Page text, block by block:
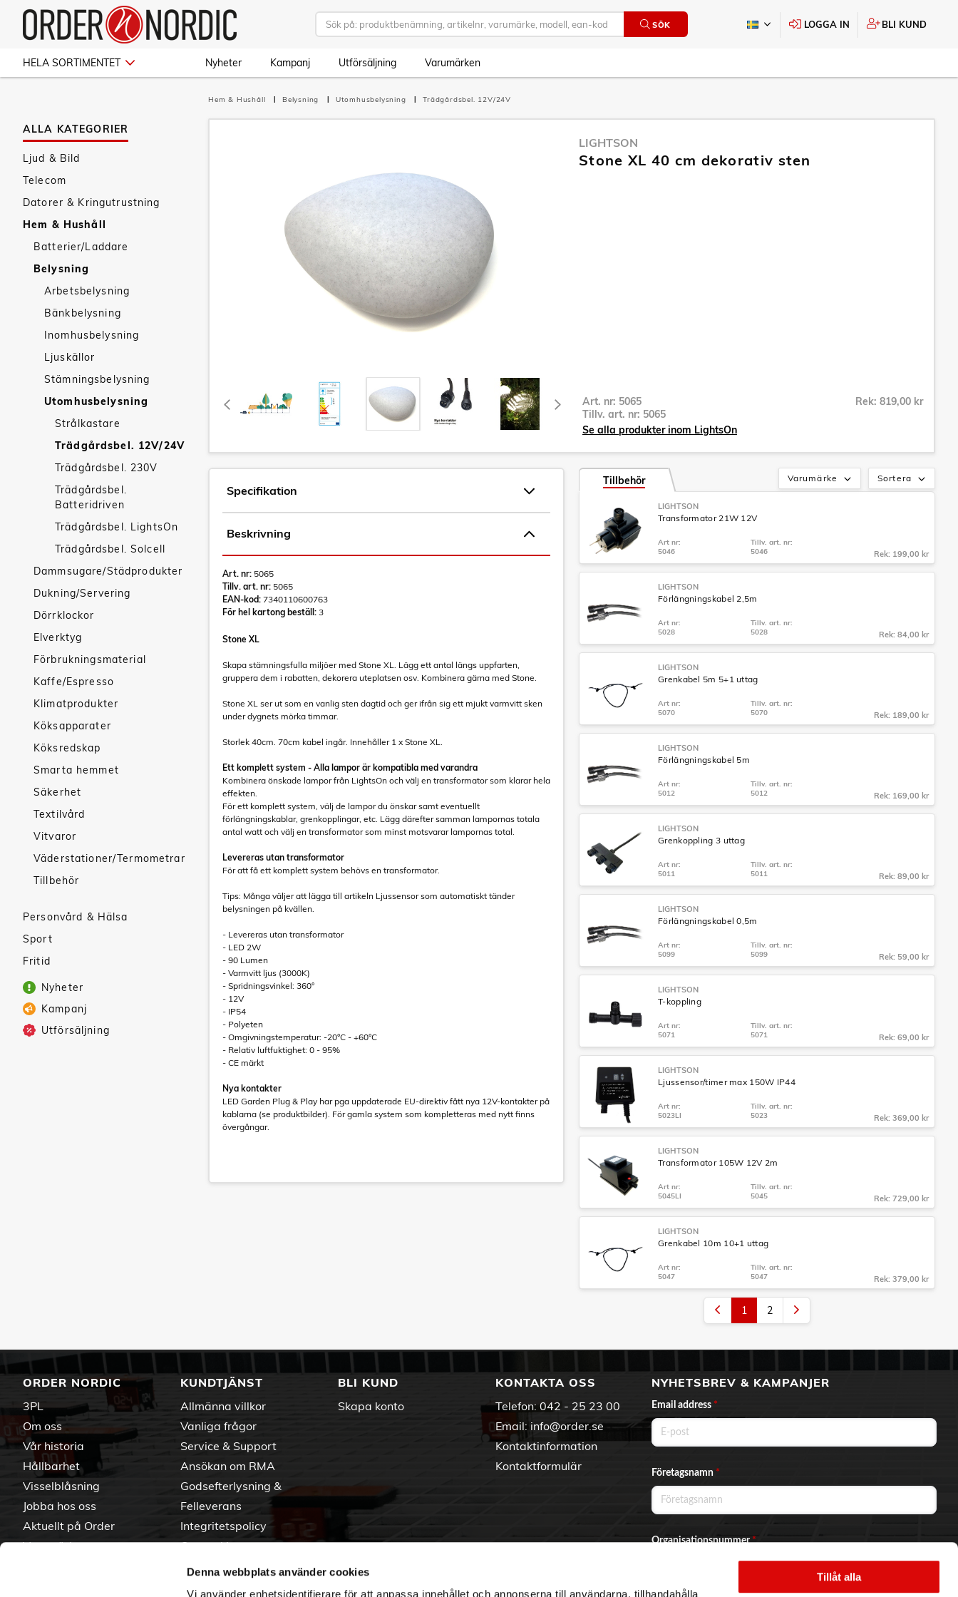
Denna webbplats använder cookies
Vi använder enhetsidentifierare för att anpassa innehållet och annonserna till användarna, tillhandahålla
Tillåt alla
SÖK LOGGA IN BLI KUND
HELA SORTIMENTET Nyheter Kampanj Utförsäljning Varumärken
ALLA KATEGORIER
Ljud & Bild
Telecom
Datorer & Kringutrustning
Hem & Hushåll
Batterier/Laddare
Belysning
Arbetsbelysning
Bänkbelysning
Inomhusbelysning
Ljuskällor
Stämningsbelysning
Utomhusbelysning
Strålkastare
Trädgårdsbel. 12V/24V
Trädgårdsbel. 230V
Trädgårdsbel.
Batteridriven
Trädgårdsbel. LightsOn
Trädgårdsbel. Solcell
Dammsugare/Städprodukter
Dukning/Servering
Dörrklockor
Elverktyg
Förbrukningsmaterial
Kaffe/Espresso
Klimatprodukter
Köksapparater
Köksredskap
Smarta hemmet
Säkerhet
Textilvård
Vitvaror
Väderstationer/Termometrar
Tillbehör
Personvård & Hälsa
Sport
Fritid
Nyheter
Kampanj
Utförsäljning
Hem & Hushåll Belysning Utomhusbelysning Trädgårdsbel. 12V/24V
LIGHTSON
Stone XL 40 cm dekorativ sten
Art. nr: 5065
Tillv. art. nr: 5065
Rek: 819,00 kr
Se alla produkter inom LightsOn
Specifikation
Beskrivning
Art. nr: 5065
Tillv. art. nr: 5065
EAN-kod: 7340110600763
För hel kartong beställ: 3
Stone XL
Skapa stämningsfulla miljöer med Stone XL. Lägg ett antal längs uppfarten,
gruppera dem i rabatten, dekorera uteplatsen osv. Kombinera gärna med Stone.
Stone XL ser ut som en vanlig sten dagtid och ger ifrån sig ett mjukt varmvitt sken
under dygnets mörka timmar.
Storlek 40cm. 70cm kabel ingår. Innehåller 1 x Stone XL.
Ett komplett system - Alla lampor är kompatibla med varandra
Kombinera önskade lampor från LightsOn och välj en transformator som klarar hela
effekten.
För ett komplett system, välj de lampor du önskar samt eventuellt
förlängningskablar, grenkopplingar, etc. Lägg därefter samman lampornas totala
antal watt och välj en transformator som minst motsvarar lampornas total.
Levereras utan transformator
För att få ett komplett system behövs en transformator.
Tips: Många väljer att lägga till artikeln Ljussensor som automatiskt tänder
belysningen på kvällen.
- Levereras utan transformator
- LED 2W
- 90 Lumen
- Varmvitt ljus (3000K)
- Spridningsvinkel: 360°
- 12V
- IP54
- Polyeten
- Omgivningstemperatur: -20°C - +60°C
- Relativ luftfuktighet: 0 - 95%
- CE märkt
Nya kontakter
LED Garden Plug & Play har pga uppdaterade EU-direktiv fått nya 12V-kontakter på
kablarna (se produktbilder). För gamla system som kompletteras med nytt finns
övergångar.
Sortera
Varumärke
Tillbehör
LIGHTSON
Transformator 21W 12V
Art nr:
5046
Tillv. art. nr:
5046
Rek: 199,00 kr
LIGHTSON
Förlängningskabel 2,5m
Art nr:
5028
Tillv. art. nr:
5028
Rek: 84,00 kr
LIGHTSON
Grenkabel 5m 5+1 uttag
Art nr:
5070
Tillv. art. nr:
5070
Rek: 189,00 kr
LIGHTSON
Förlängningskabel 5m
Art nr:
5012
Tillv. art. nr:
5012
Rek: 169,00 kr
LIGHTSON
Grenkoppling 3 uttag
Art nr:
5011
Tillv. art. nr:
5011
Rek: 89,00 kr
LIGHTSON
Förlängningskabel 0,5m
Art nr:
5099
Tillv. art. nr:
5099
Rek: 59,00 kr
LIGHTSON
T-koppling
Art nr:
5071
Tillv. art. nr:
5071
Rek: 69,00 kr
LIGHTSON
Ljussensor/timer max 150W IP44
Art nr:
5023LI
Tillv. art. nr:
5023
Rek: 369,00 kr
LIGHTSON
Transformator 105W 12V 2m
Art nr:
5045LI
Tillv. art. nr:
5045
Rek: 729,00 kr
LIGHTSON
Grenkabel 10m 10+1 uttag
Art nr:
5047
Tillv. art. nr:
5047
Rek: 379,00 kr
1 2
ORDER NORDIC
3PL
Om oss
Vår historia
Hållbarhet
Visselblåsning
Jobba hos oss
Aktuellt på Order
Varumärken
KUNDTJÄNST
Allmänna villkor
Vanliga frågor
Service & Support
Ansökan om RMA
Godsefterlysning &
Felleverans
Integritetspolicy
Om cookies
BLI KUND
Skapa konto
KONTAKTA OSS
Telefon: 042 - 25 23 00
Email: info@order.se
Kontaktinformation
Kontaktformulär
NYHETSBREV & KAMPANJER
Email address *
Företagsnamn *
Organisationsnummer*